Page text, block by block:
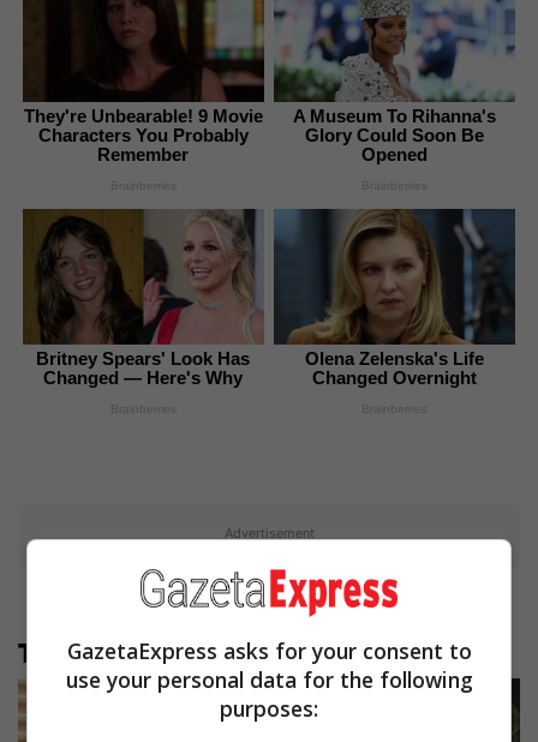
They're Unbearable! 9 Movie
Characters You Probably
Remember
Brainberries
A Museum To Rihanna's
Glory Could Soon Be
Opened
Brainberries
Britney Spears' Look Has
Changed — Here's Why
Brainberries
Olena Zelenska's Life
Changed Overnight
Brainberries
Advertisement
Të tjera nga rubrika
GazetaExpress asks for your consent to
use your personal data for the following
purposes: